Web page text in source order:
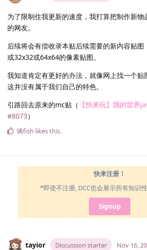
为了限制住我更新的速度，我打算把制作新
的网友。
后续将会有偿收录本贴后续需要的新内容贴
或32x32或64x64的像素贴图。
我知道肯定有更好的办法，就像网上找一个贴
这并没有属于我们自己的特色。
引路回去原来的mc贴（ 【快来玩】我的世界
#8073）
俩fish likes this.
快来注册！
*即使不注册, DCC也会展示所有知识
Signup
tayior Discussion starter Nov 16,